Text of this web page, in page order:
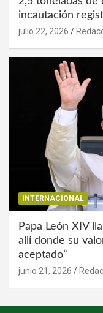
incautación
julio 22, 2026
INTERNACIONAL
Papa León XIV
allí donde su
aceptado”
junio 21, 2026